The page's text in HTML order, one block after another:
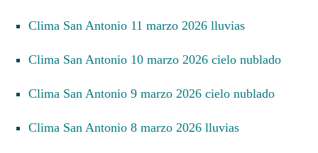
Clima San Antonio 11 marzo 2026 lluvias
Clima San Antonio 10 marzo 2026 cielo nublado
Clima San Antonio 9 marzo 2026 cielo nublado
Clima San Antonio 8 marzo 2026 lluvias